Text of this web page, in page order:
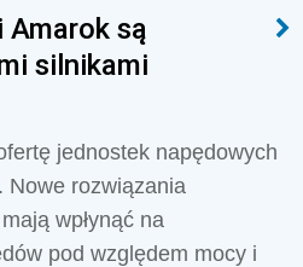
są
silnikami
jednostek napędowych
Nowe rozwiązania
wpłynąć na
pod względem mocy i